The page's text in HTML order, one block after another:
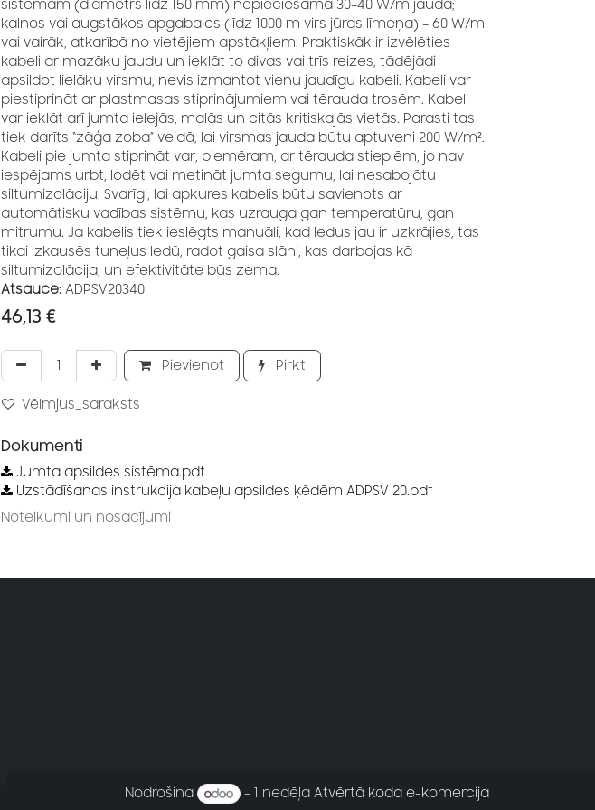
sistēmām (diametrs līdz 150 mm) nepieciešama 30–40 W/m jauda;
kalnos vai augstākos apgabalos (līdz 1000 m virs jūras līmeņa) – 60 W/m
vai vairāk, atkarībā no vietējiem apstākļiem. Praktiskāk ir izvēlēties
kabeli ar mazāku jaudu un ieklāt to divas vai trīs reizes, tādējādi
apsildot lielāku virsmu, nevis izmantot vienu jaudīgu kabeli. Kabeli var
piestiprināt ar plastmasas stiprinājumiem vai tērauda trosēm. Kabeli
var ieklāt arī jumta ielejās, malās un citās kritiskajās vietās. Parasti tas
tiek darīts “zāģa zoba” veidā, lai virsmas jauda būtu aptuveni 200 W/m².
Kabeli pie jumta stiprināt var, piemēram, ar tērauda stieplēm, jo nav
iespējams urbt, lodēt vai metināt jumta segumu, lai nesabojātu
siltumizolāciju. Svarīgi, lai apkures kabelis būtu savienots ar
automātisku vadības sistēmu, kas uzrauga gan temperatūru, gan
mitrumu. Ja kabelis tiek ieslēgts manuāli, kad ledus jau ir uzkrājies, tas
tikai izkausēs tuneļus ledū, radot gaisa slāni, kas darbojas kā
siltumizolācija, un efektivitāte būs zema.
Atsauce: ADPSV20340
46,13 €
Pievienot Pirkt
Vēlmjus_saraksts
Dokumenti
Jumta apsildes sistēma.pdf
Uzstādīšanas instrukcija kabeļu apsildes ķēdēm ADPSV 20.pdf
Noteikumi un nosacījumi
Nodrošina - 1 nedēļa Atvērtā koda e-komercija